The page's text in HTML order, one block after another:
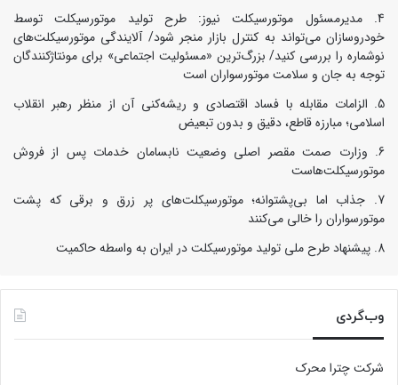
مدیرمسئول موتورسیکلت نیوز: طرح تولید موتورسیکلت توسط
خودروسازان می‌تواند به کنترل بازار منجر شود/ آلایندگی موتورسیکلت‌های
نوشماره را بررسی کنید/ بزرگ‌ترین «مسئولیت اجتماعی» برای مونتاژکنندگان
توجه به جان و سلامت موتورسواران است
الزامات مقابله با فساد اقتصادی و ریشه‌کنی آن از منظر رهبر انقلاب
اسلامی؛ مبارزه قاطع، دقیق و بدون تبعیض
وزارت صمت مقصر اصلی وضعیت نابسامان خدمات پس از فروش
موتورسیکلت‌هاست
جذاب اما بی‌پشتوانه؛ موتورسیکلت‌های پر زرق‌ و برقی که پشت
موتورسواران را خالی می‌کنند
پیشنهاد طرح ملی تولید موتورسیکلت در ایران به واسطه حاکمیت
وب‌گردی
شرکت چترا محرک